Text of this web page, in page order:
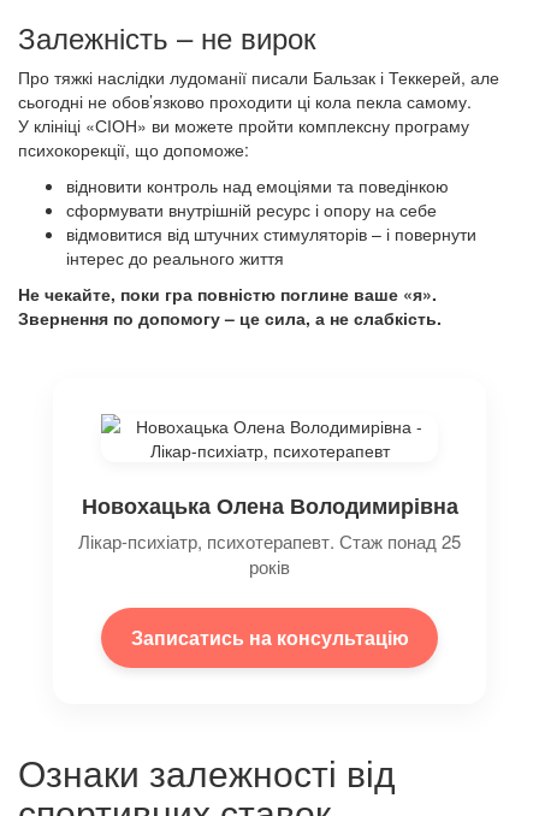
Залежність – не вирок
Про тяжкі наслідки лудоманії писали Бальзак і Теккерей, але
сьогодні не обов’язково проходити ці кола пекла самому.
У клініці «СІОН» ви можете пройти комплексну програму
психокорекції, що допоможе:
відновити контроль над емоціями та поведінкою
сформувати внутрішній ресурс і опору на себе
відмовитися від штучних стимуляторів – і повернути
інтерес до реального життя
Не чекайте, поки гра повністю поглине ваше «я».
Звернення по допомогу – це сила, а не слабкість.
Новохацька Олена Володимирівна
Лікар-психіатр, психотерапевт. Стаж понад 25
років
Записатись на консультацію
Ознаки залежності від